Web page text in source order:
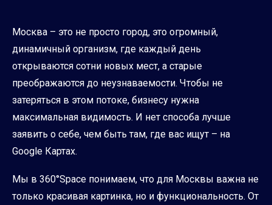
Москва – это не просто город, это огромный,
динамичный организм, где каждый день
открываются сотни новых мест, а старые
преображаются до неузнаваемости. Чтобы не
затеряться в этом потоке, бизнесу нужна
максимальная видимость. И нет способа лучше
заявить о себе, чем быть там, где вас ищут – на
Google Картах.
Мы в 360°Space понимаем, что для Москвы важна не
только красивая картинка, но и функциональность. От